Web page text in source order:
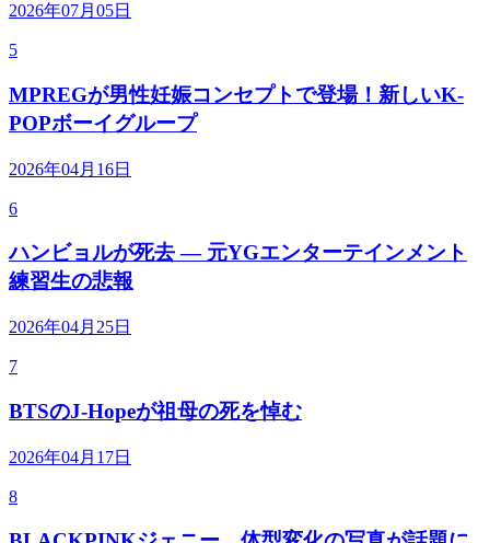
2026年07月05日
5
MPREGが男性妊娠コンセプトで登場！新しいK-
POPボーイグループ
2026年04月16日
6
ハンビョルが死去 — 元YGエンターテインメント
練習生の悲報
2026年04月25日
7
BTSのJ-Hopeが祖母の死を悼む
2026年04月17日
8